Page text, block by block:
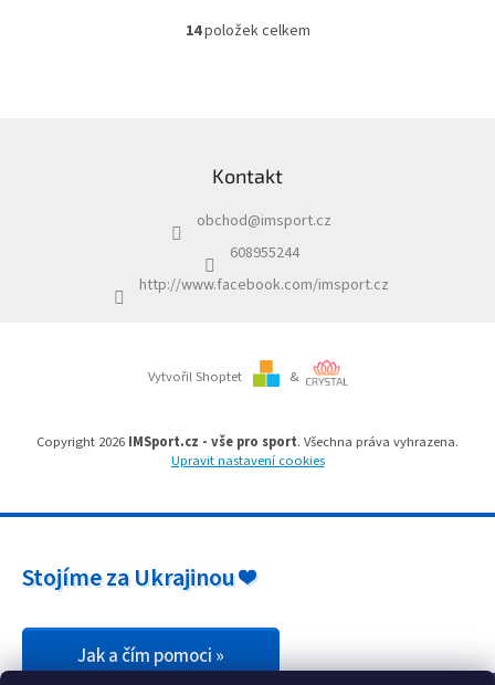
O
c
í
r
v
y
14položek celkem
Kontakt
obchod@imsport.cz
608955244
http://www.facebook.com/imsport.cz
Vytvořil Shoptet &
Copyright 2026 IMSport.cz - vše pro sport. Všechna práva vyhrazena.
Upravit nastavení cookies
Stojíme za Ukrajinou ❤️
Jak a čím pomoci »